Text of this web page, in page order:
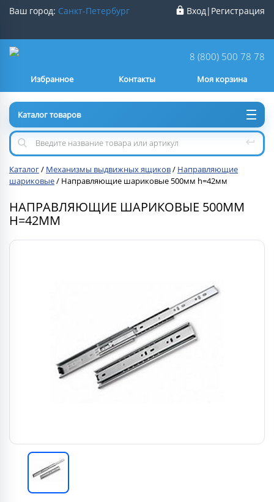
Ваш город: Санкт-Петербург
Нет
Вход| Регистрация
8 (800) 500 78 78
Контакты
Избранное Моя корзина
Каталог товаров
Каталог/ Механизмы выдвижных ящиков/ Направляющие
шариковые/ Направляющие шариковые 500мм h=42мм
НАПРАВЛЯЮЩИЕ ШАРИКОВЫЕ 500ММ
H=42ММ